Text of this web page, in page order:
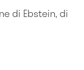
di Ebstein, di